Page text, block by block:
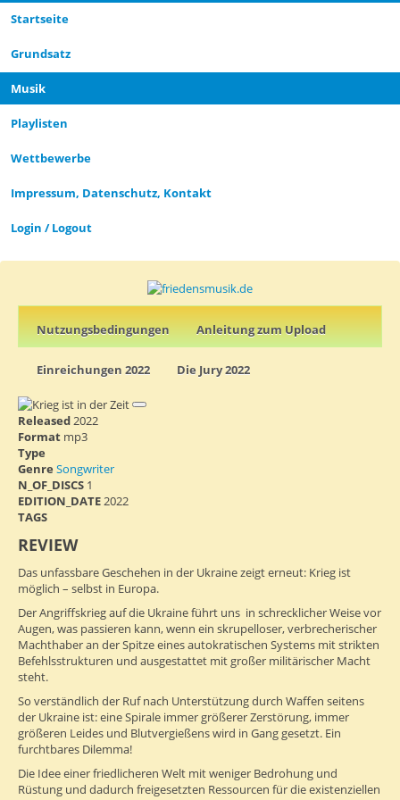
Startseite
Grund­satz­
Musik
Playlisten
Wettbewerbe
Impressum, Datenschutz, Kontakt
Login / Logout
Nutz­ungs­­­bedin­g­­ungen Anleitung zum Upload
Einreichungen 2022 Die Jury 2022
Released2022
Format mp3
Type
Genre Songwriter
N_OF_DISCS 1
EDITION_DATE2022
TAGS
REVIEW
Das unfassbare Geschehen in der Ukraine zeigt erneut: Krieg ist
möglich – selbst in Europa.
Der Angriffskrieg auf die Ukraine führt uns in schrecklicher Weise vor
Augen, was passieren kann, wenn ein skrupelloser, verbrecherischer
Machthaber an der Spitze eines autokratischen Systems mit strikten
Befehlsstrukturen und ausgestattet mit großer militärischer Macht
steht.
So verständlich der Ruf nach Unterstützung durch Waffen seitens
der Ukraine ist: eine Spirale immer größerer Zerstörung, immer
größeren Leides und Blutvergießens wird in Gang gesetzt. Ein
furchtbares Dilemma!
Die Idee einer friedlicheren Welt mit weniger Bedrohung und
Rüstung und dadurch freigesetzten Ressourcen für die existenziellen